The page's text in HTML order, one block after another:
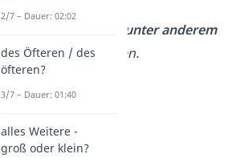
unter anderem
spazieren gegangen.
2/7 – Dauer: 02:02
des Öfteren / des
öfteren?
3/7 – Dauer: 01:40
alles Weitere -
groß oder klein?